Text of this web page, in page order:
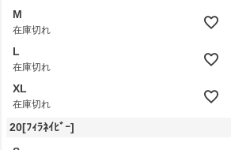
M
在庫切れ
L
在庫切れ
XL
在庫切れ
20[ﾌｨﾗﾈｲﾋﾞｰ]